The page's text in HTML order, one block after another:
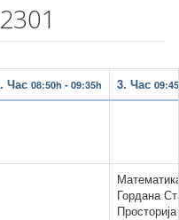
Час 08:50h - 09:35h 3. Час
Гордана